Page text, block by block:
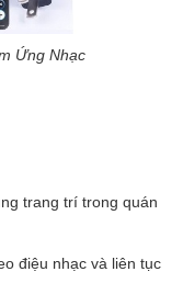
Ứng Nhạc
trang trí trong quán
điệu nhạc và liên tục